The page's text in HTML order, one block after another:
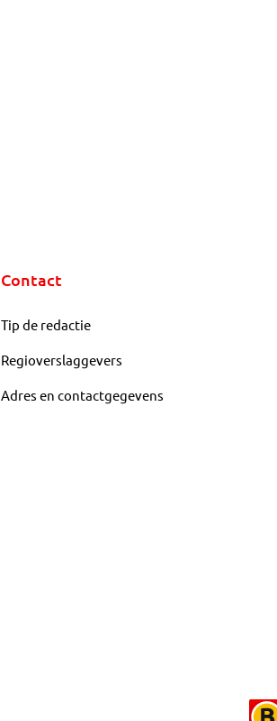
Contact
Tip de redactie
Regioverslaggevers
Adres en contactgegevens